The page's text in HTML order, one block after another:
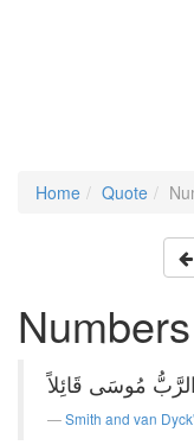
Home Quote
Smith and van